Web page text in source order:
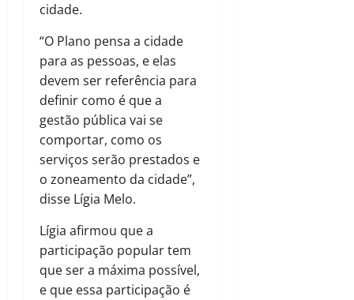
cidade.
“O Plano pensa a cidade
para as pessoas, e elas
devem ser referência para
definir como é que a
gestão pública vai se
comportar, como os
serviços serão prestados e
o zoneamento da cidade”,
disse Lígia Melo.
Lígia afirmou que a
participação popular tem
que ser a máxima possível,
e que essa participação é